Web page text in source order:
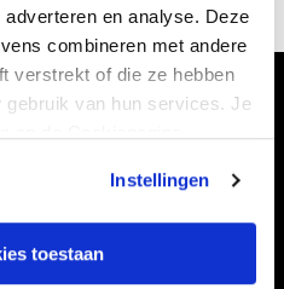
en analyse. Deze
combineren met andere
verstrekt of die ze hebben
van hun services. Je
Instellingen
toestaan